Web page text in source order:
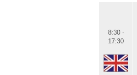
8:30 -
17:30